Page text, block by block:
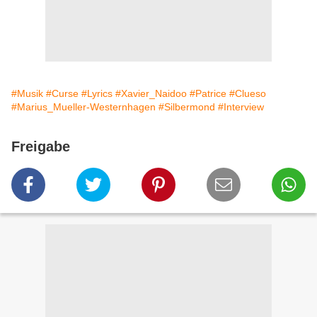
#Musik #Curse #Lyrics #Xavier_Naidoo #Patrice #Clueso
#Marius_Mueller-Westernhagen #Silbermond #Interview
Freigabe